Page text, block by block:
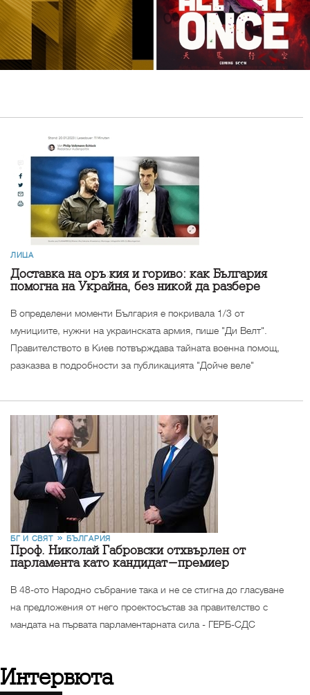
ЛИЦА
Доставка на оръжия и гориво: как България
помогна на Украйна, без никой да разбере
В определени моменти България е покривала 1/3 от
мунициите, нужни на украинската армия, пише "Ди Велт".
Правителството в Киев потвърждава тайната военна помощ,
разказва в подробности за публикацията "Дойче веле"
БГ И СВЯТ БЪЛГАРИЯ
Проф. Николай Габровски отхвърлен от
парламента като кандидат-премиер
В 48-ото Народно събрание така и не се стигна до гласуване
на предложения от него проектосъстав за правителство с
мандата на първата парламентарната сила - ГЕРБ-СДС
интервюта